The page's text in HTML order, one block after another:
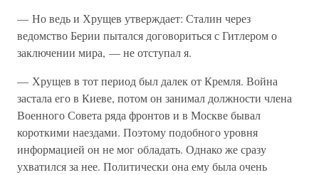
— Но ведь и Хрущев утверждает: Сталин через
ведомство Берии пытался договориться с Гитлером о
заключении мира, — не отступал я.
— Хрущев в тот период был далек от Кремля. Война
застала его в Киеве, потом он занимал должности члена
Военного Совета ряда фронтов и в Москве бывал
короткими наездами. Поэтому подобного уровня
информацией он не мог обладать. Однако же сразу
ухватился за нее. Политически она ему была очень